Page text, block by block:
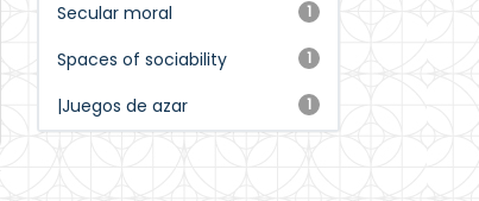
1
Secular moral
1
Spaces of sociability
1
|Juegos de azar